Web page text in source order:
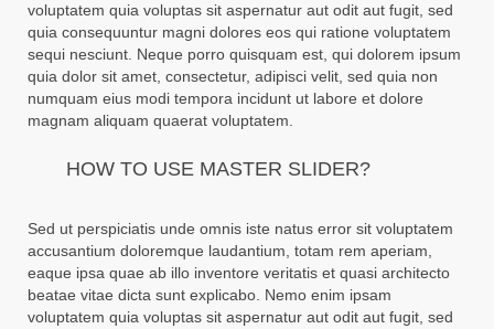
voluptatem quia voluptas sit aspernatur aut odit aut fugit, sed
quia consequuntur magni dolores eos qui ratione voluptatem
sequi nesciunt. Neque porro quisquam est, qui dolorem ipsum
quia dolor sit amet, consectetur, adipisci velit, sed quia non
numquam eius modi tempora incidunt ut labore et dolore
magnam aliquam quaerat voluptatem.
HOW TO USE MASTER SLIDER?
Sed ut perspiciatis unde omnis iste natus error sit voluptatem
accusantium doloremque laudantium, totam rem aperiam,
eaque ipsa quae ab illo inventore veritatis et quasi architecto
beatae vitae dicta sunt explicabo. Nemo enim ipsam
voluptatem quia voluptas sit aspernatur aut odit aut fugit, sed